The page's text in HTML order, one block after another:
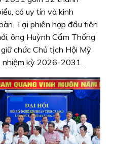
có uy tín và kinh
Tại phiên họp đầu tiên
ông Huỳnh Cẩm Thống
chức Chủ tịch Hội Mỹ
nhiệm kỳ 2026-2031.